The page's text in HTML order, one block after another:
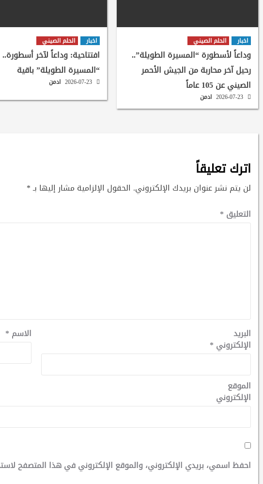
اخبار الحلم الصيني
وداعاً لأسطورة “المسيرة الطويلة”..
رحيل آخر محاربة من الجيش الأحمر
الصيني عن 105 عاماً
ادمن
اخبار الحلم الصيني
افتتاحية: وداعاً لآخر
“المسيرة الطويلة” باقية
2026-07-23 ادمن
اترك تعليقاً
لن يتم نشر عنوان بريدك الإلكتروني. الحقول الإلزامية مشار إليها بـ*
التعليق *
الاسم * البريد
الإلكتروني *
الموقع
الإلكتروني
احفظ اسمي، بريدي الإلكتروني، والموقع الإلكتروني في هذا المتصفح